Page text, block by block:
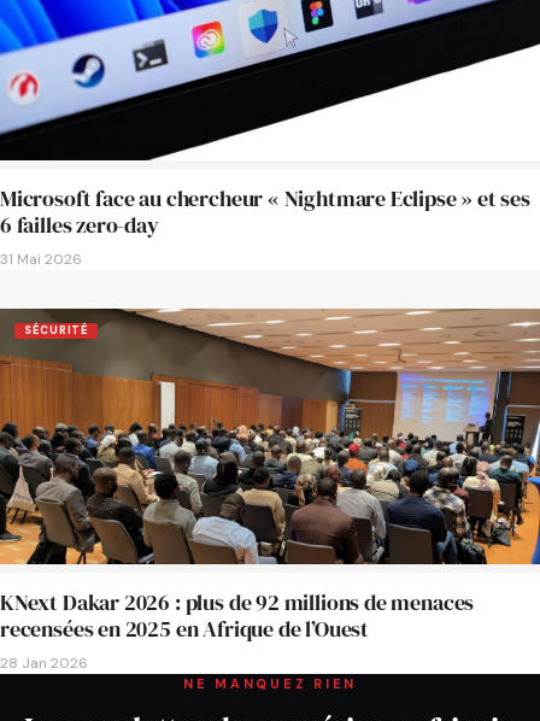
Microsoft face au chercheur « Nightmare Eclipse » et ses
6 failles zero-day
31 Mai 2026
SÉCURITÉ
KNext Dakar 2026 : plus de 92 millions de menaces
recensées en 2025 en Afrique de l’Ouest
28 Jan 2026
NE MANQUEZ RIEN